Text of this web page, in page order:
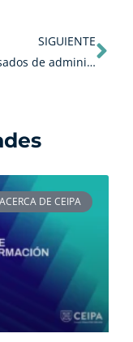
SIGUIENTE
Los egresados de administración de CEIPA son unos de los que obtienen los mejores salarios hoy en día
ACERCA DE CEIPA